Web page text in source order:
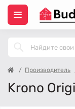
Производитель
Krono